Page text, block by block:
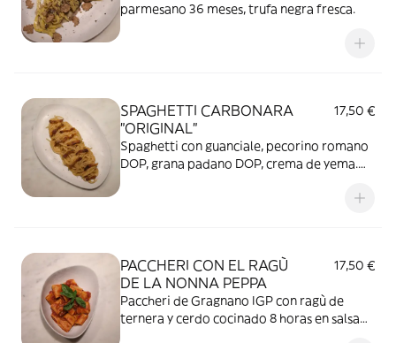
parmesano 36 meses, trufa negra fresca.
SPAGHETTI CARBONARA
"ORIGINAL"
17,50 €
Spaghetti con guanciale, pecorino romano
DOP, grana padano DOP, crema de yema.
PACCHERI CON EL RAGÙ
DE LA NONNA PEPPA
17,50 €
Paccheri de Gragnano IGP con ragù de
ternera y cerdo cocinado 8 horas en salsa